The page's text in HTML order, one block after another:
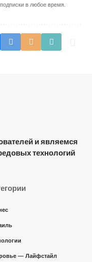
в любое время.
и являемся
технологий
— Лайфстайл